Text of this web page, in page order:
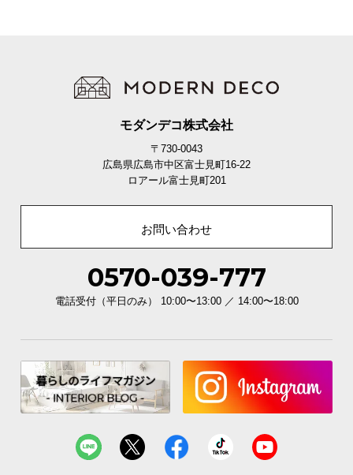
こだわりの背面化粧仕上げ
どこから見ても美しく、お部屋の雰囲気を損ねませ
ん。
モダンデコ株式会社
〒730-0043
広島県広島市中区富士見町16-22
ロアール富士見町201
お問い合わせ
0570-039-777
電話受付（平日のみ） 10:00〜13:00 ／ 14:00〜18:00